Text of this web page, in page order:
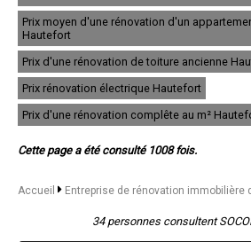
- Entreprise de rénovation immobilière à
- Entreprise de rénovation immobilière
- Entreprise de rénovation
- Entreprise de rénovation immobilière
- Entreprise de rénovation immobilière à
- Entreprise de rénovation immobilière à
- Entreprise de rénovation immobilière à
- Entreprise de rénovation immobilière à Port-
- Entreprise de rénovation
- Entreprise de rénovation immobilière à
- Entreprise de rénovation immobilière à Le
Prix moyen d'une rénovation d'un
Hautefort
Prix d'une rénovation de toiture ancienne
Prix rénovation électrique Hautefort
Prix d'une rénovation complête au m²
Cette page a été consulté 1008 fois.
Accueil Entreprise de rénovation immobilière
34 personnes consultent